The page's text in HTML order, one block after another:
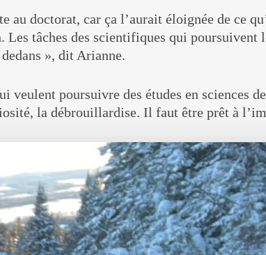
au doctorat, car ça l’aurait éloignée de ce
tâches des scientifiques qui poursuivent
», dit Arianne.
veulent poursuivre des études en sciences
la débrouillardise. Il faut être prêt à